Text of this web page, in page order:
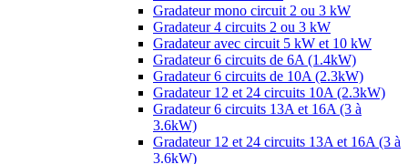
Gradateur mono circuit 2 ou 3 kW
Gradateur 4 circuits 2 ou 3 kW
Gradateur avec circuit 5 kW et 10 kW
Gradateur 6 circuits de 6A (1.4kW)
Gradateur 6 circuits de 10A (2.3kW)
Gradateur 12 et 24 circuits 10A (2.3kW)
Gradateur 6 circuits 13A et 16A (3 à
3.6kW)
Gradateur 12 et 24 circuits 13A et 16A (3 à
3.6kW)